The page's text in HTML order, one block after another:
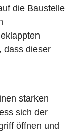
die Baustelle
dass dieser
starken
sich der
öffnen und